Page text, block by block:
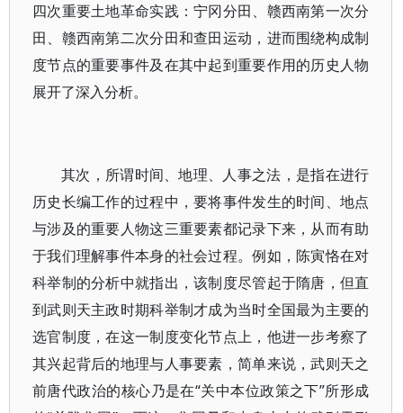
四次重要土地革命实践：宁冈分田、赣西南第一次分
田、赣西南第二次分田和查田运动，进而围绕构成制
度节点的重要事件及在其中起到重要作用的历史人物
展开了深入分析。
其次，所谓时间、地理、人事之法，是指在进行
历史长编工作的过程中，要将事件发生的时间、地点
与涉及的重要人物这三重要素都记录下来，从而有助
于我们理解事件本身的社会过程。例如，陈寅恪在对
科举制的分析中就指出，该制度尽管起于隋唐，但直
到武则天主政时期科举制才成为当时全国最为主要的
选官制度，在这一制度变化节点上，他进一步考察了
其兴起背后的地理与人事要素，简单来说，武则天之
前唐代政治的核心乃是在“关中本位政策之下”所形成